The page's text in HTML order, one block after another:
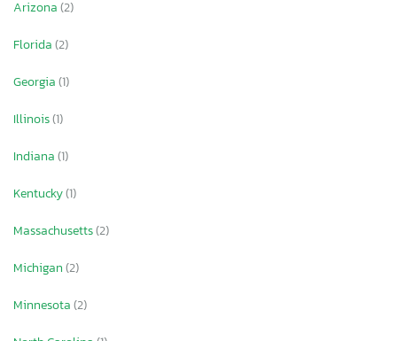
Arizona(2)
Florida(2)
Georgia(1)
Illinois(1)
Indiana(1)
Kentucky(1)
Massachusetts(2)
Michigan(2)
Minnesota(2)